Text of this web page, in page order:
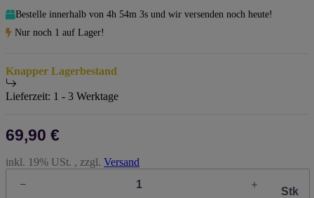
Bestelle innerhalb von 4h 54m 2s und wir versenden noch heute!
Nur noch 1 auf Lager!
Knapper Lagerbestand
Lieferzeit: 1 - 3 Werktage
69,90 €
inkl. 19% USt. , zzgl. Versand
Stk